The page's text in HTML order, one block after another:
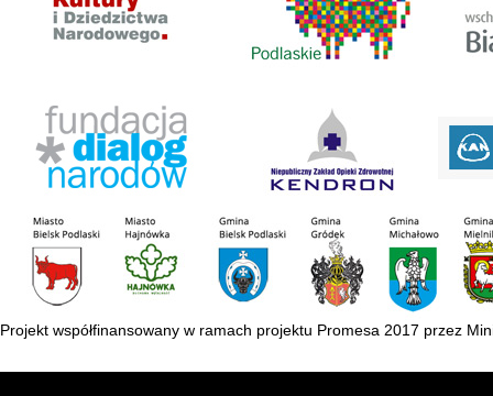
Projekt współfinansowany w ramach projektu Promesa 2017 przez